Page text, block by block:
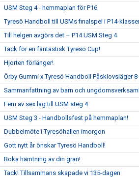
USM Steg 4 - hemmaplan för P16
Tyresö Handboll till USMs finalspel i P14-
Till helgen avgörs det – P14 USM Steg 4
Tack för en fantastisk Tyresö Cup!
Hjorten förlänger!
Örby Gummi x Tyresö Handboll Påsklovsläger
Sammanfattning av barn och
Fem av sex lag till USM steg 4
USM Steg 3 - Handbollsfest på hemmaplan!
Dubbelmöte i Tyresöhallen imorgon
Gott nytt år önskar Tyresö Handboll!
Boka hämtning av din gran!
Tack! Tillsammans skapade vi 135-dagen